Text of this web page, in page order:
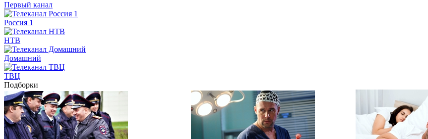
Первый канал
Россия 1
НТВ
Домашний
ТВЦ
Подборки